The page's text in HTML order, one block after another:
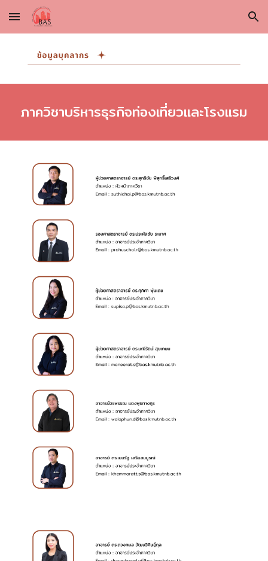
Skip to main content Skip to navigation
ภาควิชาบริหารธุรกิจท่องเที่ยวและโรงแรม